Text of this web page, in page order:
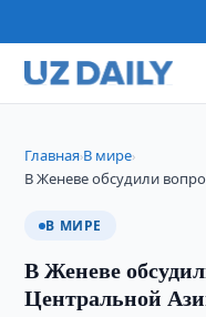
Главная›В мире›
В Женеве обсудили
В МИРЕ
В Женеве
Центральной